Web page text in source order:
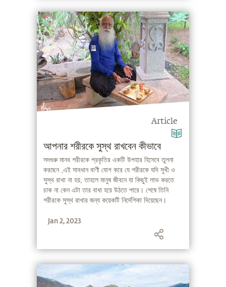
Article
আপনার শরীরকে সুস্থ রাখবেন কীভাবে
সদগুরু মানব শরীরকে প্রকৃতির একটি উপহার হিসেবে তুলনা
করছেন ,এই সাবধান বাণী যোগ করে যে শরীরকে যদি সুখী ও
সুস্থ রাখা না হয়, তাহলে মানুষ জীবনে যা কিছুই লাভ করতে
চাক না কেন এটা তার বাধা হয়ে উঠতে পারে। শেষে তিনি
শরীরকে সুস্থ রাখার জন্য কয়েকটি নির্দেশিকা দিয়েছেন।
Jan 2, 2023